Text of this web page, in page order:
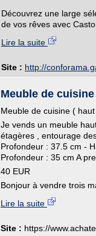
Découvrez une large
de vos rêves avec
Lire la suite
Site : http://
Meuble de
Meuble de cuisine ( haut
Je vends un meuble
étagères , entourage
Profondeur : 37.5 cm -
Profondeur : 35 cm A
40 EUR
Bonjour à vendre trois
Lire la suite
Site : https://